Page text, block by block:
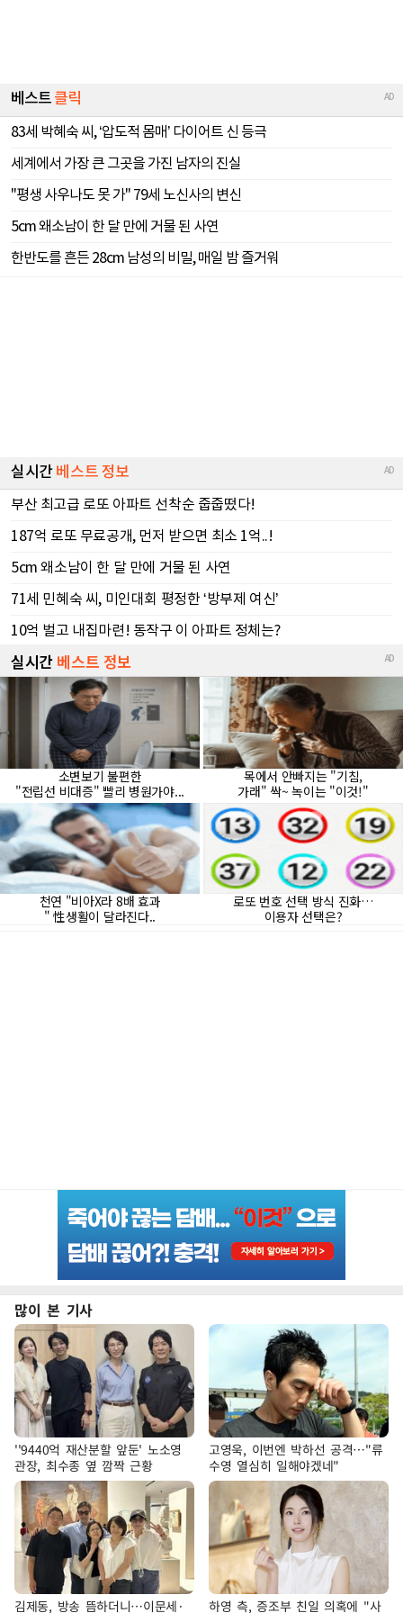
많이 본 기사
''9440억 재산분할 앞둔' 노소영
관장, 최수종 옆 깜짝 근황
고영욱, 이번엔 박하선 공격…"류
수영 열심히 일해야겠네"
김제동, 방송 뜸하더니…이문세·
하영 측, 증조부 친일 의혹에 "사